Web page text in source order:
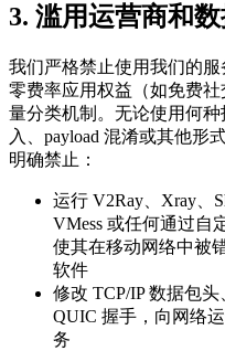
3. 滥用运营商和
我们严格禁止使用我们的服
零费率应用权益（如免费
量分类机制。无论使用何
入、payload 混淆或其他形
明确禁止：
运行 V2Ray、Xray、
VMess 或任何通过自
使其在移动网络中被
软件
修改 TCP/IP 数据包
QUIC 握手，向网络
务